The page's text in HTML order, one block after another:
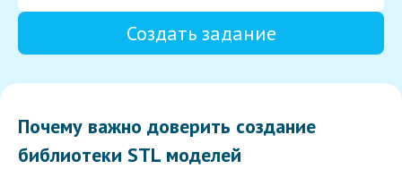
Создать задание
Почему важно доверить создание
библиотеки STL моделей